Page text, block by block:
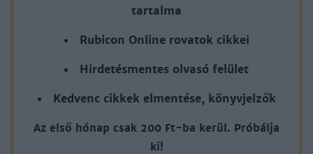
tartalma
Rubicon Online rovatok cikkei
Hirdetésmentes olvasó felület
Kedvenc cikkek elmentése, könyvjelzők
Az első hónap csak 200 Ft-ba kerül. Próbálja
ki!